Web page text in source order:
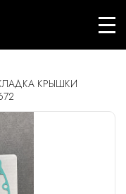
КРЫШКИ